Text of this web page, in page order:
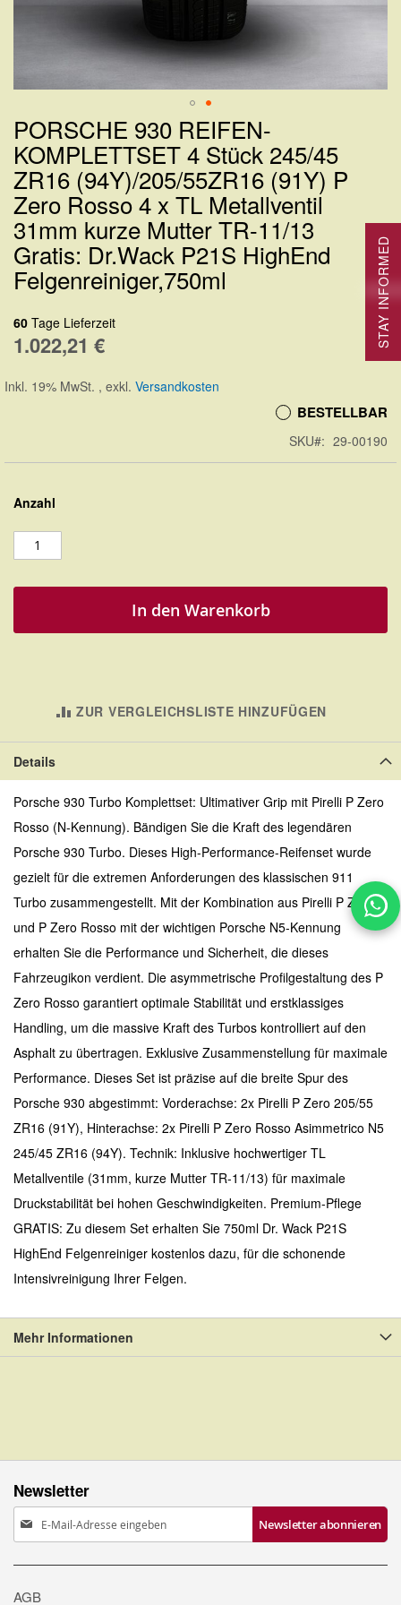
Zum
Anfang
der
Bildergalerie
springen
PORSCHE 930 REIFEN-
KOMPLETTSET 4 Stück 245/45
ZR16 (94Y)/205/55ZR16 (91Y) P
Zero Rosso 4 x TL Metallventil
31mm kurze Mutter TR-11/13
Gratis: Dr.Wack P21S HighEnd
Felgenreiniger,750ml
60 Tage Lieferzeit
1.022,21 €
Inkl. 19% MwSt. , exkl. Versandkosten
BESTELLBAR
SKU 29-00190
Anzahl
In den Warenkorb
ZUR VERGLEICHSLISTE HINZUFÜGEN
Details
Porsche 930 Turbo Komplettset: Ultimativer Grip mit Pirelli P Zero
Rosso (N-Kennung). Bändigen Sie die Kraft des legendären
Porsche 930 Turbo. Dieses High-Performance-Reifenset wurde
gezielt für die extremen Anforderungen des klassischen 911
Turbo zusammengestellt. Mit der Kombination aus Pirelli P Zero
und P Zero Rosso mit der wichtigen Porsche N5-Kennung
erhalten Sie die Performance und Sicherheit, die dieses
Fahrzeugikon verdient. Die asymmetrische Profilgestaltung des P
Zero Rosso garantiert optimale Stabilität und erstklassiges
Handling, um die massive Kraft des Turbos kontrolliert auf den
Asphalt zu übertragen. Exklusive Zusammenstellung für maximale
Performance. Dieses Set ist präzise auf die breite Spur des
Porsche 930 abgestimmt: Vorderachse: 2x Pirelli P Zero 205/55
ZR16 (91Y), Hinterachse: 2x Pirelli P Zero Rosso Asimmetrico N5
245/45 ZR16 (94Y). Technik: Inklusive hochwertiger TL
Metallventile (31mm, kurze Mutter TR-11/13) für maximale
Druckstabilität bei hohen Geschwindigkeiten. Premium-Pflege
GRATIS: Zu diesem Set erhalten Sie 750ml Dr. Wack P21S
HighEnd Felgenreiniger kostenlos dazu, für die schonende
Intensivreinigung Ihrer Felgen.
Mehr Informationen
Newsletter
Anmeldung
zum
Newsletter:
Newsletter abonnieren
AGB
STAY INFORMED